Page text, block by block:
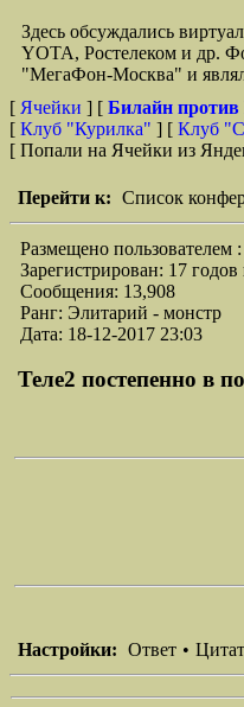
Здесь обсуждались
YOTA, Ростелеком и др.
"МегаФон-Москва" и
[ Ячейки ] [ Билайн
[ Клуб "Курилка" ] [ Клуб
[ Попали на Ячейки из
Перейти к: Список
Размещено пользователем :
Зарегистрирован: 17 годов
Сообщения: 13,908
Ранг: Элитарий - монстр
Дата: 18-12-2017 23:03
Теле2 постепенно в
Настройки: Ответ •